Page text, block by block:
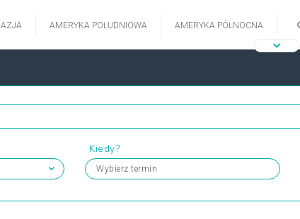
AZJA AMERYKA POŁUDNIOWA AMERYKA PÓŁNOCNA
Kiedy?
Wybierz termin